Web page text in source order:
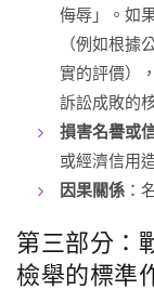
侮辱」。如
（例如根據
實的評價）
訴訟成敗的
損害名譽或
或經濟信用
因果關係 ：
第三部分：
檢舉的標準